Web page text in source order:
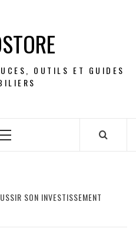
OUTILS ET GUIDES
Primary
SON INVESTISSEMENT